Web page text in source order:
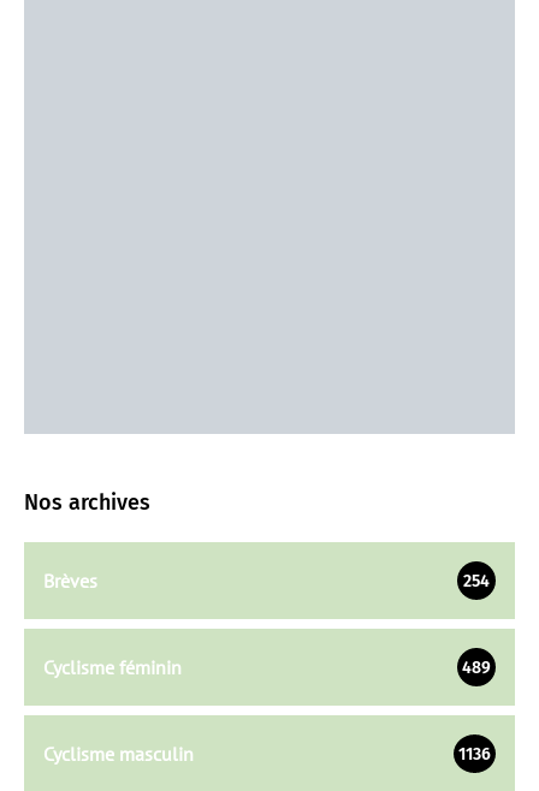
Nos archives
Brèves 254
Cyclisme féminin 489
Cyclisme masculin 1136